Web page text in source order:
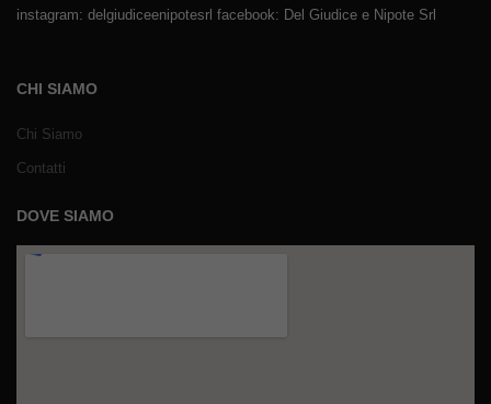
instagram: delgiudiceenipotesrl facebook: Del Giudice e Nipote Srl
CHI SIAMO
Chi Siamo
Contatti
DOVE SIAMO